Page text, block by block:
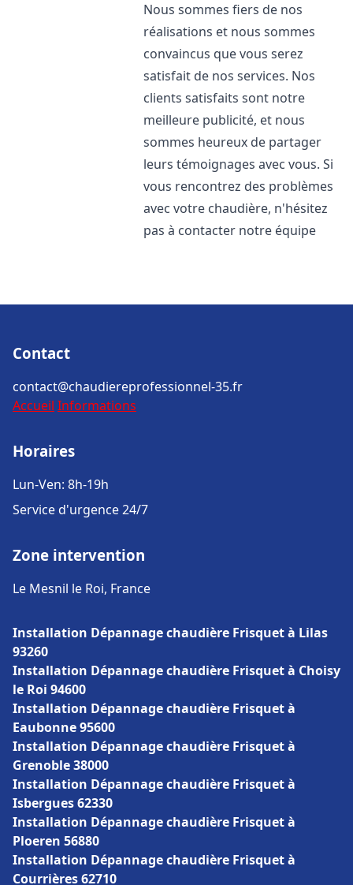
Nous sommes fiers de nos
réalisations et nous sommes
convaincus que vous serez
satisfait de nos services. Nos
clients satisfaits sont notre
meilleure publicité, et nous
sommes heureux de partager
leurs témoignages avec vous. Si
vous rencontrez des problèmes
avec votre chaudière, n'hésitez
pas à contacter notre équipe
Contact
contact@chaudiereprofessionnel-35.fr
Accueil Informations
Horaires
Lun-Ven: 8h-19h
Service d'urgence 24/7
Zone intervention
Le Mesnil le Roi, France
Installation Dépannage chaudière Frisquet à Lilas
93260
Installation Dépannage chaudière Frisquet à Choisy
le Roi 94600
Installation Dépannage chaudière Frisquet à
Eaubonne 95600
Installation Dépannage chaudière Frisquet à
Grenoble 38000
Installation Dépannage chaudière Frisquet à
Isbergues 62330
Installation Dépannage chaudière Frisquet à
Ploeren 56880
Installation Dépannage chaudière Frisquet à
Courrières 62710